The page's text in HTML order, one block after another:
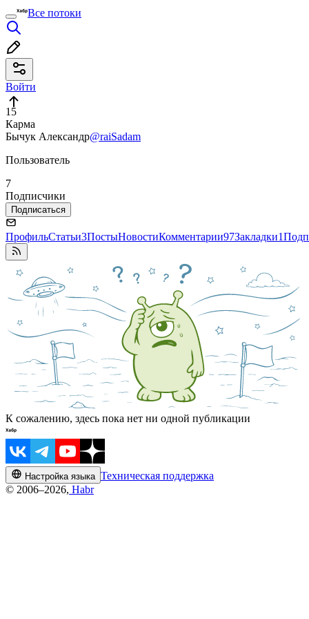
Все потоки
Войти
15
Карма
Бычук Александр@raiSadam
Пользователь
7
Подписчики
Подписаться
ПрофильСтатьи3ПостыНовостиКомментарии97Закладки1
К сожалению, здесь пока нет ни одной публикации
Настройка языка Техническая поддержка
© 2006–2026, Habr